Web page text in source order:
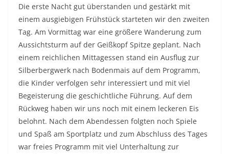
Die erste Nacht gut überstanden und gestärkt mit
einem ausgiebigen Frühstück starteten wir den zweiten
Tag. Am Vormittag war eine größere Wanderung zum
Aussichtsturm auf der Geißkopf Spitze geplant. Nach
einem reichlichen Mittagessen stand ein Ausflug zur
Silberbergwerk nach Bodenmais auf dem Programm,
die Kinder verfolgen sehr interessiert und mit viel
Begeisterung die geschichtliche Führung. Auf dem
Rückweg haben wir uns noch mit einem leckeren Eis
belohnt. Nach dem Abendessen folgten noch Spiele
und Spaß am Sportplatz und zum Abschluss des Tages
war freies Programm mit viel Unterhaltung zur